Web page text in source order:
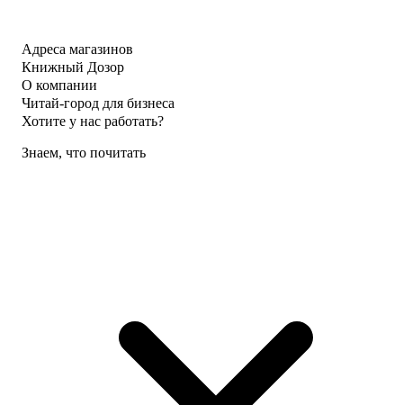
Адреса магазинов
Книжный Дозор
О компании
Читай-город для бизнеса
Хотите у нас работать?
Знаем, что почитать